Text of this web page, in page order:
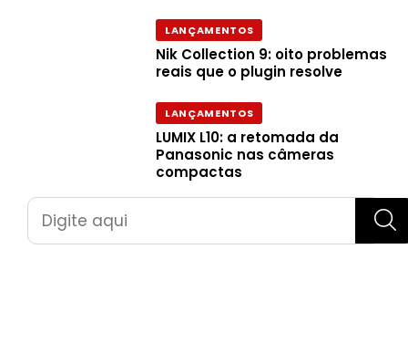
LANÇAMENTOS
Nik Collection 9: oito problemas
reais que o plugin resolve
LANÇAMENTOS
LUMIX L10: a retomada da
Panasonic nas câmeras
compactas
Pesquisar